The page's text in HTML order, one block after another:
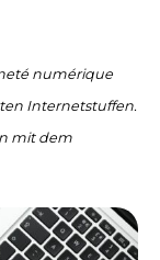
numérique
Internetstuffen.
mit dem